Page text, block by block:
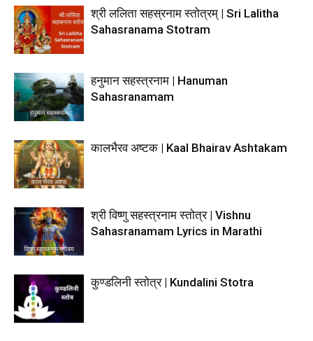
श्री ललिता सहस्रनाम स्तोत्रम् | Sri Lalitha
Sahasranama Stotram
हनुमान सहस्त्रनाम | Hanuman
Sahasranamam
कालभैरव अष्टक | Kaal Bhairav Ashtakam
श्री विष्णु सहस्त्रनाम स्तोत्र | Vishnu
Sahasranamam Lyrics in Marathi
कुण्डलिनी स्तोत्र | Kundalini Stotra